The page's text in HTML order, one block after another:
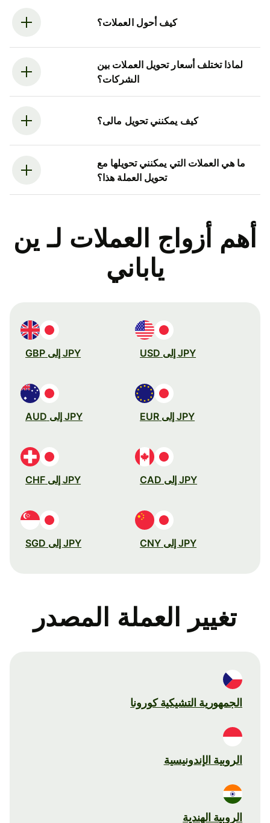
كيف أحول العملات؟
لماذا تختلف أسعار تحويل العملات بين
الشركات؟
كيف يمكنني تحويل مالى؟
ما هي العملات التي يمكنني تحويلها مع
تحويل العملة هذا؟
أهم أزواج العملات لـ ين
ياباني
JPY إلى USD JPY إلى GBP
JPY إلى EUR JPY إلى AUD
JPY إلى CAD JPY إلى CHF
JPY إلى CNY JPY إلى SGD
تغيير العملة المصدر
الجمهورية التشيكية كورونا
الروبية الإندونيسية
الروبية الهندية